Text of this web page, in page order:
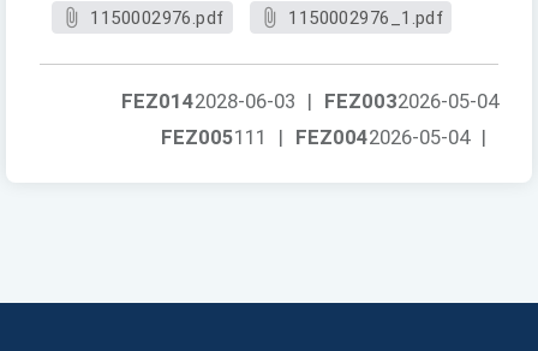
1150002976.pdf 1150002976_1.pdf
FEZ0032026-05-04
FEZ0142028-06-03 |
FEZ0042026-05-04 |
FEZ005111 |